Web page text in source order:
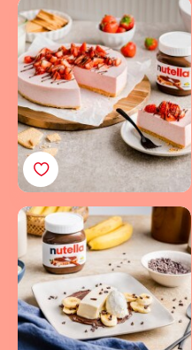
Fruchtige Joghurt-Torte
mit Erdbeeren und
nutella®
Eisgekühltes
Vanilleparfait: Perfekt
kombiniert mit nutella®